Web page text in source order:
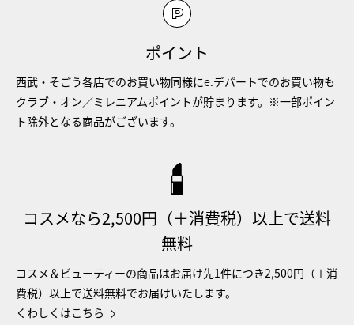
ポイント
西武・そごう各店でのお買い物同様にe.デパートでのお買い物も
クラブ・オン／ミレニアムポイントが貯まります。※一部ポイン
ト除外となる商品がございます。
コスメなら2,500円（＋消費税）以上で送料
無料
コスメ＆ビューティーの商品はお届け先1件につき2,500円（＋消
費税）以上で送料無料でお届けいたします。
くわしくはこちら